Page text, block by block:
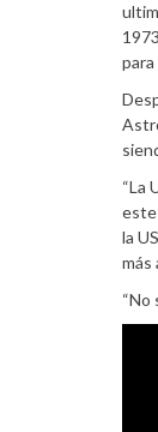
“La
este
la
más
“No